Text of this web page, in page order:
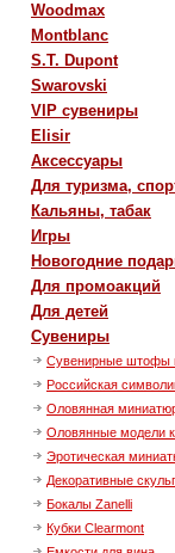
Woodmax
Montblanc
S.T. Dupont
Swarovski
VIP сувениры
Elisir
Аксессуары
Для туризма,
Кальяны, табак
Игры
Новогодние
Для промоакций
Для детей
Сувениры
Сувенирные штофы
Российская
Оловянная
Оловянные модели
Эротическая
Декоративные
Бокалы Zanelli
Кубки Clearmont